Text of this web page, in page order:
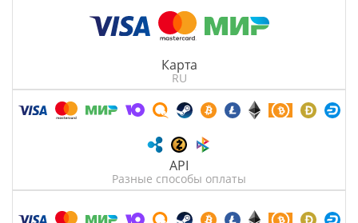
Карта
RU
API
Разные способы оплаты